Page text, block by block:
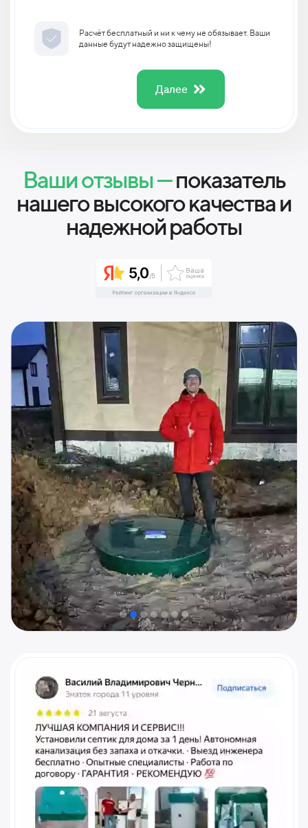
Расчёт бесплатный и ни к чему не обязывает. Ваши
данные будут надежно защищены!
Далее
Ваши отзывы —показатель
нашего высокого качества и
надежной работы